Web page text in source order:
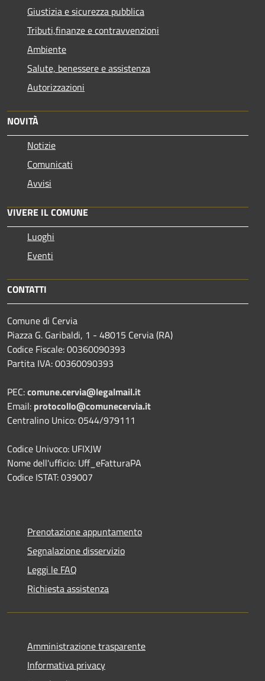
Giustizia e sicurezza pubblica
Tributi,finanze e contravvenzioni
Ambiente
Salute, benessere e assistenza
Autorizzazioni
NOVITÀ
Notizie
Comunicati
Avvisi
VIVERE IL COMUNE
Luoghi
Eventi
CONTATTI
Comune di Cervia
Piazza G. Garibaldi, 1 - 48015 Cervia (RA)
Codice Fiscale: 00360090393
Partita IVA: 00360090393
PEC:comune.cervia@legalmail.it
Email: protocollo@comunecervia.it
Centralino Unico: 0544/979111
Codice Univoco: UFIXJW
Nome dell'ufficio: Uff_eFatturaPA
Codice ISTAT: 039007
Prenotazione appuntamento
Segnalazione disservizio
Leggi le FAQ
Richiesta assistenza
Amministrazione trasparente
Informativa privacy